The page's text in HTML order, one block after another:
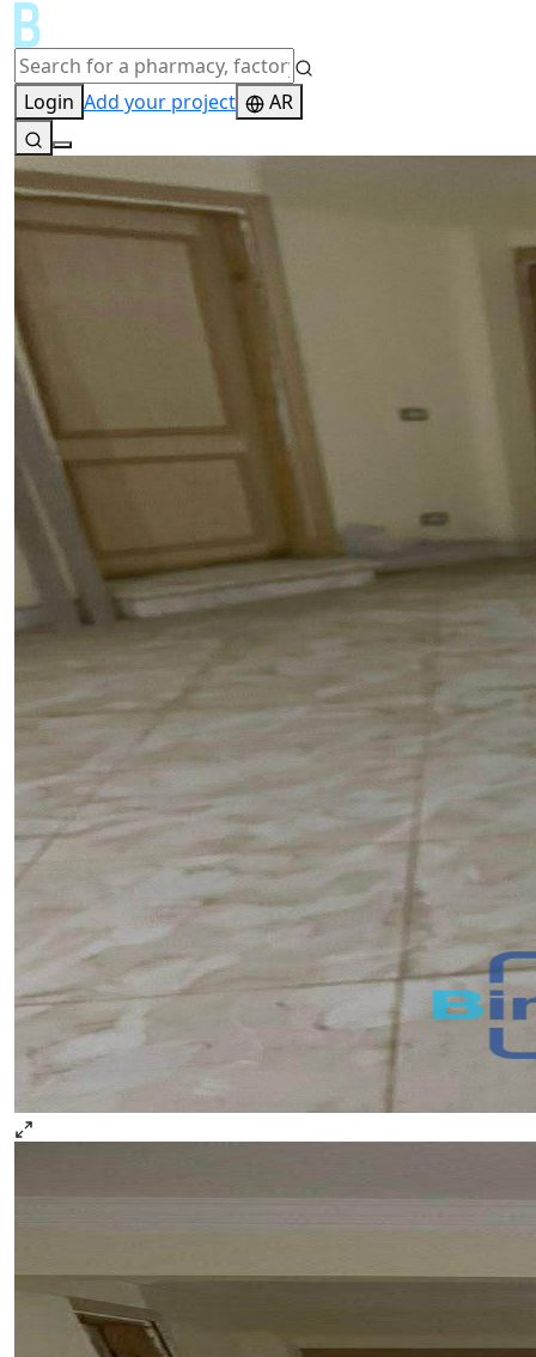
Login Add your project AR